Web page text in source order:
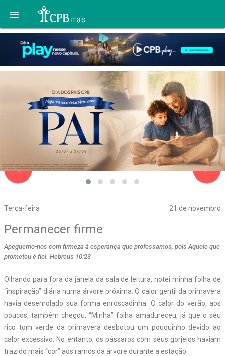

Terça-feira 21 de novembro
navigate_before
Permanecer firme
Apeguemo-nos com firmeza à esperança que professamos, pois Aquele que
prometeu é fiel. Hebreus 10:23
Olhando para fora da janela da sala de leitura, notei minha folha de
“inspiração” diária numa árvore próxima. O calor gentil da primavera
havia desenrolado sua forma enroscadinha. O calor do verão, aos
poucos, também chegou. “Minha” folha amadureceu, já que o seu
rico tom verde da primavera desbotou um pouquinho devido ao
calor excessivo. No entanto, os pássaros com seus gorjeios haviam
trazido mais “cor” aos ramos da árvore durante a estação.
navigate_next